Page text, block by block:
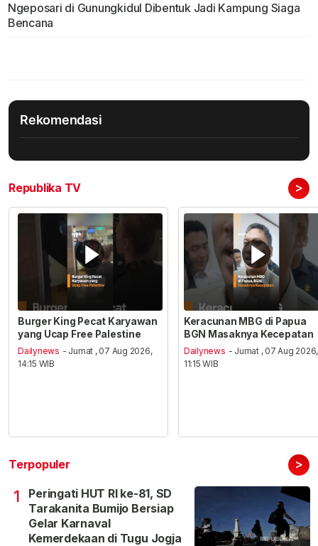
Ngeposari di Gunungkidul Dibentuk Jadi Kampung Siaga
Bencana
Rekomendasi
Republika TV >
Burger King Pecat Karyawan
yang Ucap Free Palestine
Dailynews - Jumat , 07 Aug 2026,
14:15 WIB
Keracunan MBG di Papua
BGN Masaknya Kecepatan
Dailynews - Jumat , 07 Aug 2026,
11:15 WIB
Terpopuler >
1
Peringati HUT RI ke-81, SD
Tarakanita Bumijo Bersiap
Gelar Karnaval
Kemerdekaan di Tugu Jogja